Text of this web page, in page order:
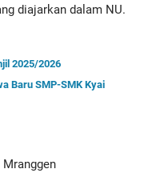
diajarkan dalam NU.
2025/2026
Baru SMP-SMK Kyai
Mranggen